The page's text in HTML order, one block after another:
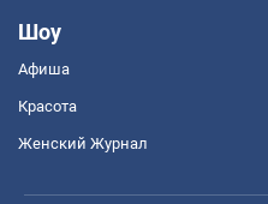
Шоу
Афиша
Красота
Женский Журнал